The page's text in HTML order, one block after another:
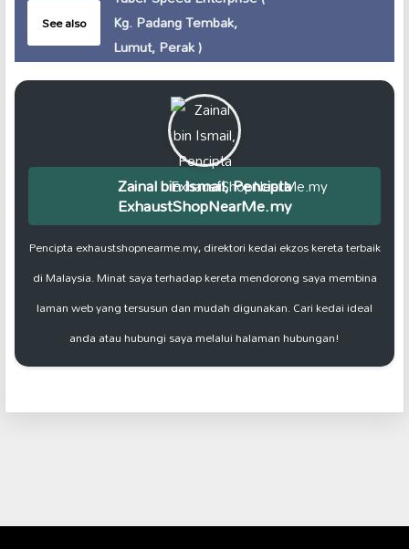
See also
Kg. Padang Tembak,
Lumut, Perak )
Zainal bin Ismail, Pencipta
ExhaustShopNearMe.my
Pencipta exhaustshopnearme.my, direktori kedai ekzos kereta terbaik
di Malaysia. Minat saya terhadap kereta mendorong saya membina
laman web yang tersusun dan mudah digunakan. Cari kedai ideal
anda atau hubungi saya melalui halaman hubungan!